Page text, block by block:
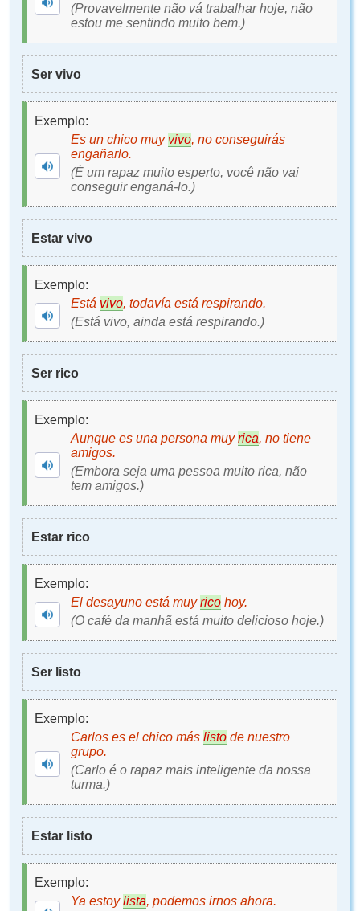
(Provavelmente não vá trabalhar hoje, não
estou me sentindo muito bem.)
Ser vivo
Exemplo:
Es un chico muy vivo, no conseguirás
engañarlo.
(É um rapaz muito esperto, você não vai
conseguir enganá-lo.)
Estar vivo
Exemplo:
Está vivo, todavía está respirando.
(Está vivo, ainda está respirando.)
Ser rico
Exemplo:
Aunque es una persona muyrica, no tiene
amigos.
(Embora seja uma pessoa muito rica, não
tem amigos.)
Estar rico
Exemplo:
El desayuno está muyrico hoy.
(O café da manhã está muito delicioso hoje.)
Ser listo
Exemplo:
Carlos es el chico más listo de nuestro
grupo.
(Carlo é o rapaz mais inteligente da nossa
turma.)
Estar listo
Exemplo:
Ya estoylista, podemos irnos ahora.